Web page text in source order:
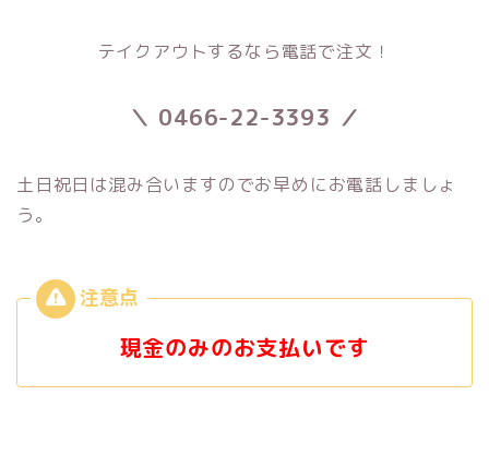
テイクアウトするなら電話で注文！
＼ 0466-22-3393 ／
土日祝日は混み合いますのでお早めにお電話しましょ
う。
現金のみのお支払いです